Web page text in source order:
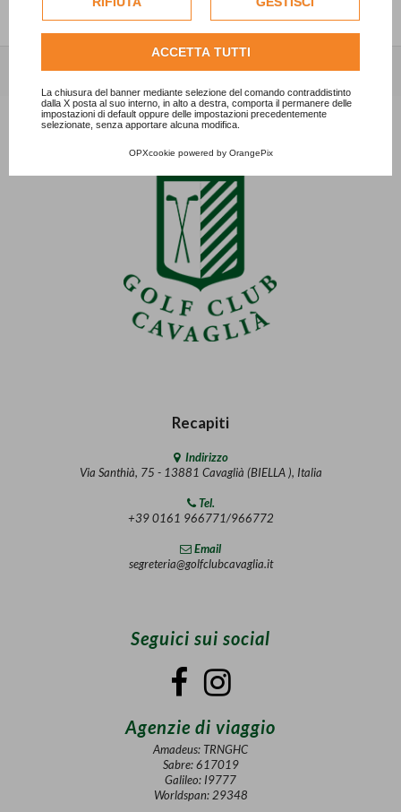
ACCETTA TUTTI
La chiusura del banner mediante selezione del comando contraddistinto
dalla X posta al suo interno, in alto a destra, comporta il permanere delle
impostazioni di default oppure delle impostazioni precedentemente
selezionate, senza apportare alcuna modifica.
OPXcookie powered by OrangePix
Recapiti
Indirizzo
Via Santhià, 75 - 13881 Cavaglià (BIELLA ), Italia
Tel.
+39 0161 966771/966772
Email
segreteria@golfclubcavaglia.it
Seguici sui social
Agenzie di viaggio
Amadeus: TRNGHC
Sabre: 617019
Galileo: I9777
Worldspan: 29348